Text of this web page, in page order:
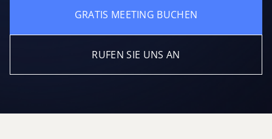
GRATIS MEETING BUCHEN
RUFEN SIE UNS AN